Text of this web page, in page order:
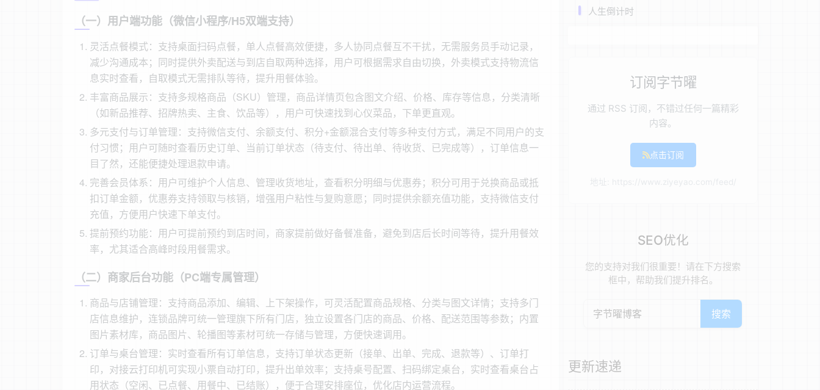
（一）用户端功能（微信小程序/H5双端支持）
灵活点餐模式：支持桌面扫码点餐，单人点餐高效便捷，多人协同点餐互不干扰，无需服务员手动记录，
减少沟通成本；同时提供外卖配送与到店自取两种选择，用户可根据需求自由切换，外卖模式支持物流信
息实时查看，自取模式无需排队等待，提升用餐体验。
丰富商品展示：支持多规格商品（SKU）管理，商品详情页包含图文介绍、价格、库存等信息，分类清晰
（如新品推荐、招牌热卖、主食、饮品等），用户可快速找到心仪菜品，下单更直观。
多元支付与订单管理：支持微信支付、余额支付、积分+金额混合支付等多种支付方式，满足不同用户的支
付习惯；用户可随时查看历史订单、当前订单状态（待支付、待出单、待收货、已完成等），订单信息一
目了然，还能便捷处理退款申请。
完善会员体系：用户可维护个人信息、管理收货地址，查看积分明细与优惠券；积分可用于兑换商品或抵
扣订单金额，优惠券支持领取与核销，增强用户粘性与复购意愿；同时提供余额充值功能，支持微信支付
充值，方便用户快速下单支付。
提前预约功能：用户可提前预约到店时间，商家提前做好备餐准备，避免到店后长时间等待，提升用餐效
率，尤其适合高峰时段用餐需求。
（二）商家后台功能（PC端专属管理）
商品与店铺管理：支持商品添加、编辑、上下架操作，可灵活配置商品规格、分类与图文详情；支持多门
店信息维护，连锁品牌可统一管理旗下所有门店，独立设置各门店的商品、价格、配送范围等参数；内置
图片素材库，商品图片、轮播图等素材可统一存储与管理，方便快速调用。
订单与桌台管理：实时查看所有订单信息，支持订单状态更新（接单、出单、完成、退款等）、订单打
印，对接云打印机可实现小票自动打印，提升出单效率；支持桌号配置、扫码绑定桌台，实时查看桌台占
用状态（空闲、已点餐、用餐中、已结账），便于合理安排座位，优化店内运营流程。
人生倒计时
订阅字节曜
通过 RSS 订阅，不错过任何一篇精彩
内容。
点击订阅
SEO优化
您的支持对我们很重要！请在下方搜索
框中，帮助我们提升排名。
搜索
更新速递